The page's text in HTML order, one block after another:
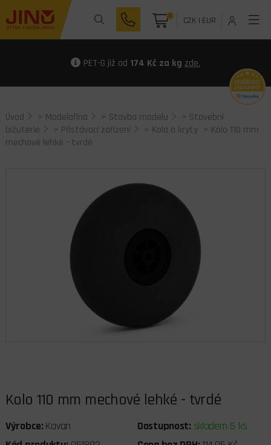
0 CZK| EUR
PET-G již od 174 Kč za kg zde.
Úvod > Modelařina > Stavba modelu > Stavební
bižuterie
> Přistávací zařízení > Kola a kryty > Kolo 110 mm
mechové lehké - tvrdé
Kolo 110 mm mechové lehké - tvrdé
Výrobce: Kavan Dostupnost: skladem 5 ks